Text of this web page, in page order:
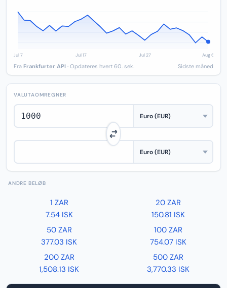
Fra Frankfurter API · Opdateres hvert 60. sek. Sidste måned
VALUTAOMREGNER
ANDRE BELØB
1 ZAR
7.54 ISK
20 ZAR
150.81 ISK
50 ZAR
377.03 ISK
100 ZAR
754.07 ISK
200 ZAR
1,508.13 ISK
500 ZAR
3,770.33 ISK